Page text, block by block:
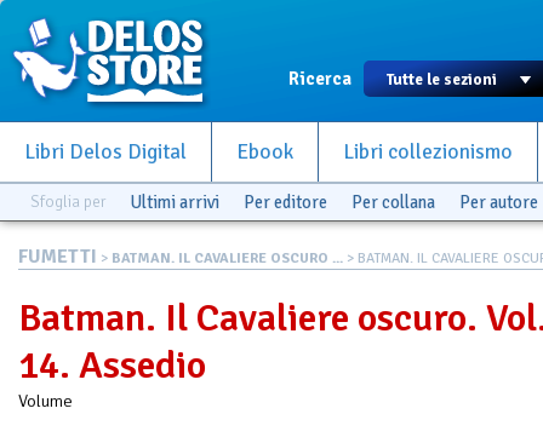
Ricerca
Libri Delos Digital Ebook Libri collezionismo
Sfoglia per Ultimi arrivi Per editore Per collana Per autore
FUMETTI > BATMAN. IL CAVALIERE OSCURO ... > BATMAN. IL CAVALIERE
Batman. Il Cavaliere oscuro.
14. Assedio
Volume